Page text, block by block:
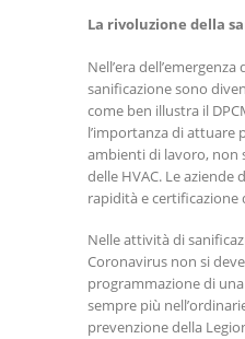
La rivoluzione della
Nell’era
sanificazione sono
come ben illustra il
l’importanza di attuare
ambienti di lavoro, non
delle HVAC. Le
rapidità e
Nelle attività di
Coronavirus non si
programmazione di
sempre più
prevenzione della